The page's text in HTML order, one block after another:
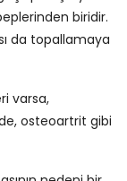
biridir.
da topallamaya
varsa,
osteoartrit gibi